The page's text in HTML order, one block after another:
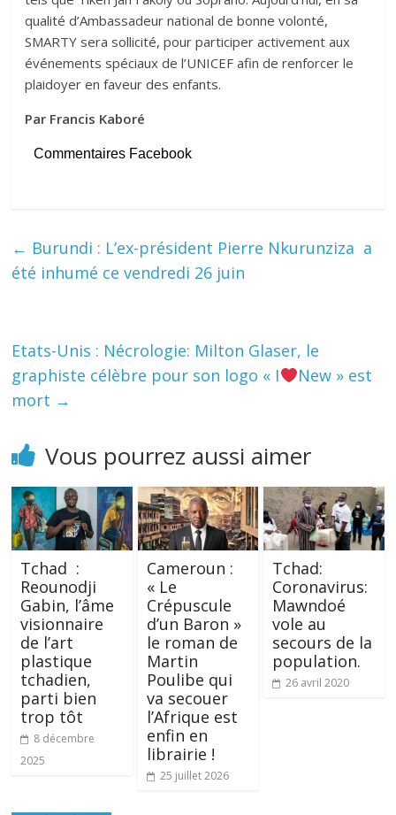
qualité d’Ambassadeur national de bonne volonté,
SMARTY sera sollicité, pour participer activement aux
événements spéciaux de l’UNICEF afin de renforcer le
plaidoyer en faveur des enfants.
Par Francis Kaboré
Commentaires Facebook
← Burundi : L’ex-président Pierre Nkurunziza a
été inhumé ce vendredi 26 juin
Etats-Unis : Nécrologie: Milton Glaser, le
graphiste célèbre pour son logo « I
New » est
mort →
Vous pourrez aussi aimer
Tchad :
Reounodji
Gabin, l’âme
visionnaire
de l’art
plastique
tchadien,
parti bien
trop tôt
8 décembre
2025
Cameroun :
« Le
Crépuscule
d’un Baron »
le roman de
Martin
Poulibe qui
va secouer
l’Afrique est
enfin en
librairie !
25 juillet 2026
Tchad:
Coronavirus:
Mawndoé
vole au
secours de la
population.
26 avril 2020